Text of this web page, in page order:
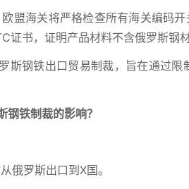
盟海关将严格检查所有海关编码
证书，证明产品材料不含俄罗斯钢材
斯钢铁出口贸易制裁，旨在通过
钢铁制裁的影响？
俄罗斯出口到X国。